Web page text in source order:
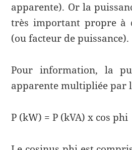
apparente). Or la
très important propre à
(ou facteur de puissance).
Pour information, la
apparente multipliée par
P (kW) = P (kVA) x cos phi